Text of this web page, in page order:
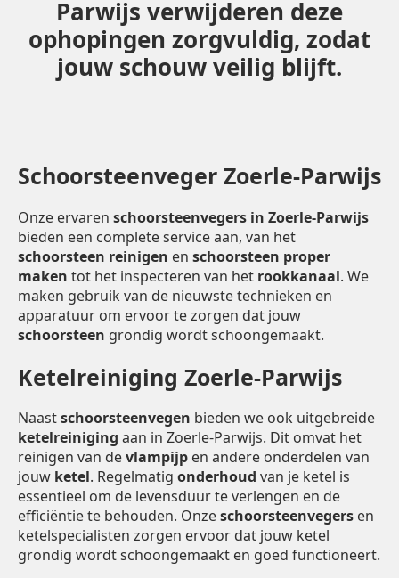
Parwijs verwijderen deze
ophopingen zorgvuldig, zodat
jouw schouw veilig blijft.
Schoorsteenveger Zoerle-Parwijs
Onze ervaren schoorsteenvegers in Zoerle-Parwijs
bieden een complete service aan, van het
schoorsteen reinigen en schoorsteen proper
maken tot het inspecteren van het rookkanaal. We
maken gebruik van de nieuwste technieken en
apparatuur om ervoor te zorgen dat jouw
schoorsteen grondig wordt schoongemaakt.
Ketelreiniging Zoerle-Parwijs
Naastschoorsteenvegen bieden we ook uitgebreide
ketelreiniging aan in Zoerle-Parwijs. Dit omvat het
reinigen van devlampijp en andere onderdelen van
jouw ketel. Regelmatig onderhoud van je ketel is
essentieel om de levensduur te verlengen en de
efficiëntie te behouden. Onzeschoorsteenvegers en
ketelspecialisten zorgen ervoor dat jouw ketel
grondig wordt schoongemaakt en goed functioneert.